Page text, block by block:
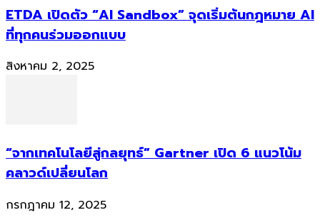
ETDA เปิดตัว “AI Sandbox” จุดเริ่มต้นกฎหมาย AI
ที่ทุกคนร่วมออกแบบ
สิงหาคม 2, 2025
“จากเทคโนโลยีสู่กลยุทธ์” Gartner เปิด 6 แนวโน้ม
คลาวด์เปลี่ยนโลก
กรกฎาคม 12, 2025